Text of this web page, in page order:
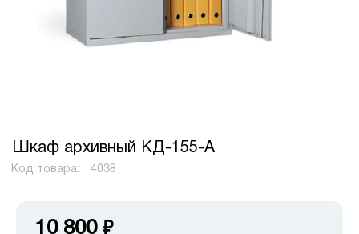
Шкаф архивный КД-155-А
Код товара: 4038
10 800 ₽